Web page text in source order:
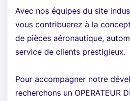
Avec nos équipes du site
vous contribuerez à la
de pièces aéronautique,
service de clients prestigieux.
Pour accompagner notre
recherchons un OPERATEUR